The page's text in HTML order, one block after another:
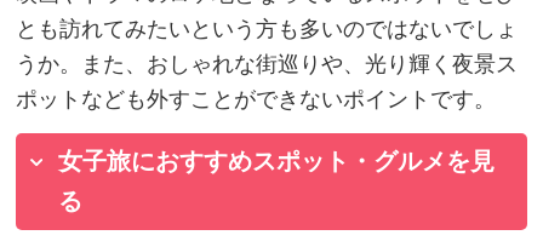
とも訪れてみたいという方も多いのではないでしょ
うか。また、おしゃれな街巡りや、光り輝く夜景ス
ポットなども外すことができないポイントです。
女子旅におすすめスポット・グルメを見
る